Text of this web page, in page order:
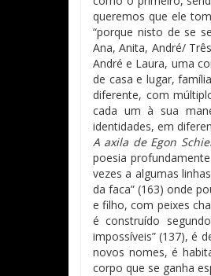
queremos que ele
“porque nisto de se
Ana, Anita, André/
André e Laura, uma
de casa e lugar,
diferente, com
cada um à sua
identidades, em
A axila de Egon
poesia
vezes a algumas
da faca” (163) onde
e filho, com peixes
é construído
impossíveis” (137), é
novos nomes, é
corpo que se ganha